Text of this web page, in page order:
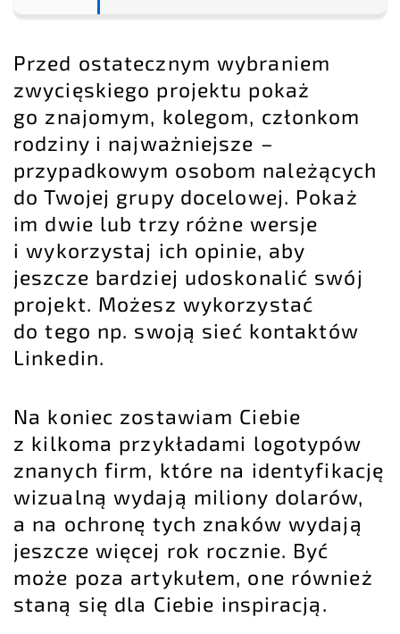
Przed ostatecznym wybraniem
zwycięskiego projektu pokaż
go znajomym, kolegom, członkom
rodziny i najważniejsze –
przypadkowym osobom należących
do Twojej grupy docelowej. Pokaż
im dwie lub trzy różne wersje
i wykorzystaj ich opinie, aby
jeszcze bardziej udoskonalić swój
projekt. Możesz wykorzystać
do tego np. swoją sieć kontaktów
Linkedin.
Na koniec zostawiam Ciebie
z kilkoma przykładami logotypów
znanych firm, które na identyfikację
wizualną wydają miliony dolarów,
a na ochronę tych znaków wydają
jeszcze więcej rok rocznie. Być
może poza artykułem, one również
staną się dla Ciebie inspiracją.